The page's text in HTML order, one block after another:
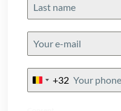
Belgium
+32